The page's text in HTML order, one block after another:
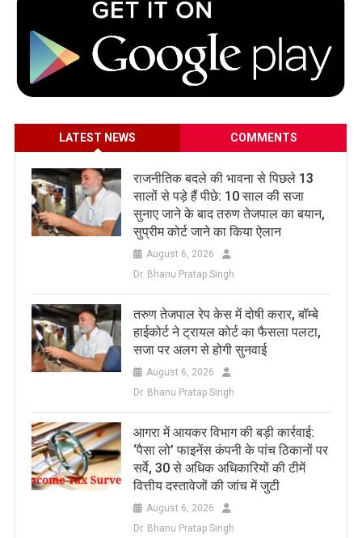
LATEST NEWS COMMENTS
राजनीतिक बदले की भावना से पिछले 13
सालों से पड़े हैं पीछे: 10 साल की सजा
सुनाए जाने के बाद तरुण तेजपाल का बयान,
सुप्रीम कोर्ट जाने का किया ऐलान
August 6, 2026
Dr. Bhanu Pratap Singh
तरुण तेजपाल रेप केस में दोषी करार, बॉम्बे
हाईकोर्ट ने ट्रायल कोर्ट का फैसला पलटा,
सजा पर अलग से होगी सुनवाई
August 6, 2026
Dr. Bhanu Pratap Singh
आगरा में आयकर विभाग की बड़ी कार्रवाई:
‘पैसा लो’ फाइनेंस कंपनी के पांच ठिकानों पर
सर्वे, 30 से अधिक अधिकारियों की टीमें
वित्तीय दस्तावेजों की जांच में जुटी
August 6, 2026
Dr. Bhanu Pratap Singh